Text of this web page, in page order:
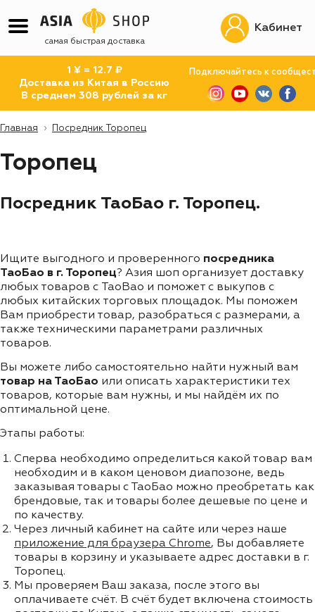
самая быстрая доставка
1 ¥ = 12.7 ₽
Доставка из Китая в Россию
В среднем 308 рублей за кг
Подключайтесь к
Кабинет
Главная Посредник Торопец
Торопец
Посредник ТаоБао г. Торопец.
Ищите выгодного и проверенного посредника
ТаоБао в г. Торопец? Азия шоп организует доставку
любых товаров с TaoBao и поможет с выкупов с
любых китайских торговых площадок. Мы поможем
Вам приобрести товар, разобраться с размерами, а
также техническими параметрами различных
товаров.
Вы можете либо самостоятельно найти нужный вам
товар на ТаоБао или описать характеристики тех
товаров, которые вам нужны, и мы найдём их по
оптимальной цене.
Этапы работы:
Сперва необходимо определиться какой товар вам
необходим и в каком ценовом диапозоне, ведь
заказывая товары с ТаоБао можно преобретать как
брендовые, так и товары более дешевые по цене и
по качеству.
Через личный кабинет на сайте или через наше
приложение для браузера Chrome, Вы добавляете
товары в корзину и указываете адрес доставки в г.
Торопец.
Мы проверяем Ваш заказа, после этого вы
оплачиваете счёт. В счёт будет включена стоимость